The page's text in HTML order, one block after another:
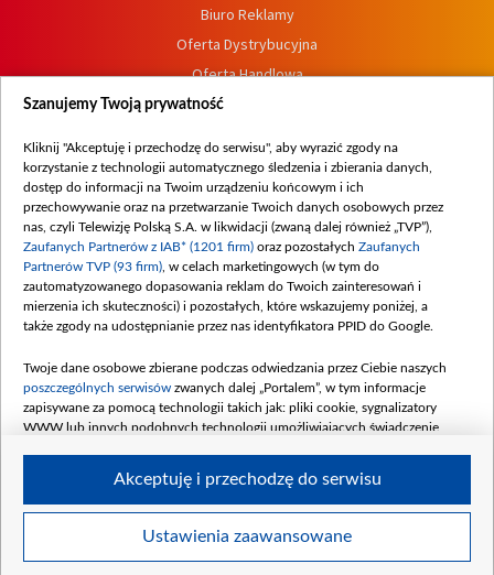
Biuro Reklamy
Oferta Dystrybucyjna
Oferta Handlowa
Dostępność
Procedura zgłoszeń wewnętrznych
© 2026 Telewizja Polska S. A. w likwidacji
Szanujemy Twoją prywatność
Kliknij "Akceptuję i przechodzę do serwisu", aby wyrazić zgody na
korzystanie z technologii automatycznego śledzenia i zbierania danych,
dostęp do informacji na Twoim urządzeniu końcowym i ich
przechowywanie oraz na przetwarzanie Twoich danych osobowych przez
nas, czyli Telewizję Polską S.A. w likwidacji (zwaną dalej również „TVP”),
Zaufanych Partnerów z IAB* (1201 firm) oraz pozostałych Zaufanych
Partnerów TVP (93 firm) , w celach marketingowych (w tym do
zautomatyzowanego dopasowania reklam do Twoich zainteresowań i
mierzenia ich skuteczności) i pozostałych, które wskazujemy poniżej, a
także zgody na udostępnianie przez nas identyfikatora PPID do Google.
Twoje dane osobowe zbierane podczas odwiedzania przez Ciebie naszych
poszczególnych serwisów zwanych dalej „Portalem”, w tym informacje
zapisywane za pomocą technologii takich jak: pliki cookie, sygnalizatory
WWW lub innych podobnych technologii umożliwiających świadczenie
Twoje dane osobowe zbierane podczas odwiedzania przez Ciebie
Ustawienia zaawansowane
Akceptuję i przechodzę do serwisu